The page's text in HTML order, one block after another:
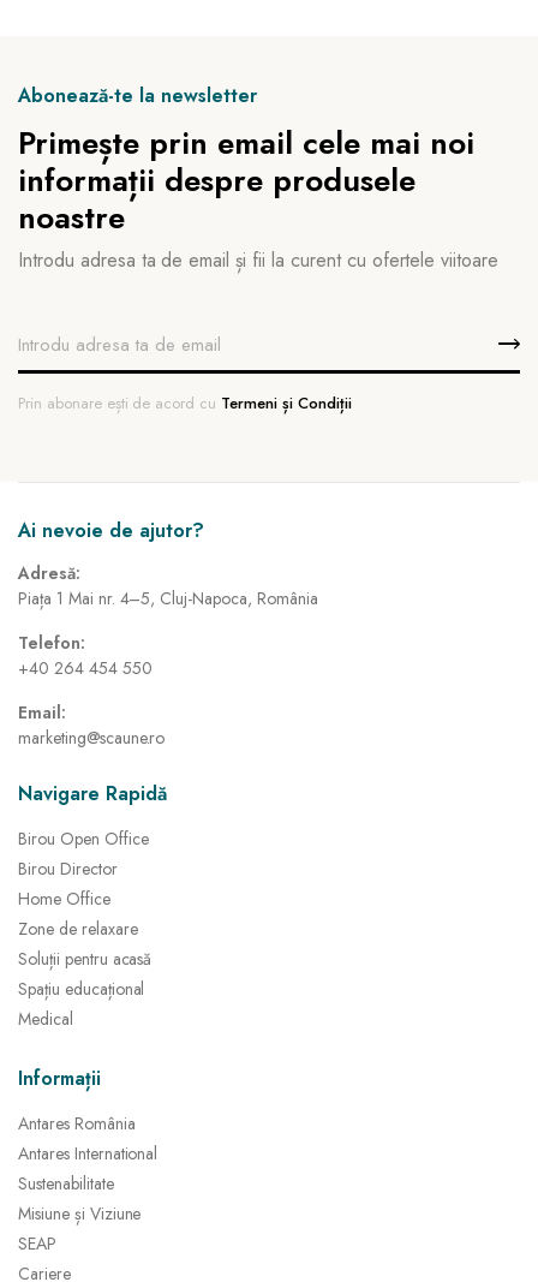
Abonează-te la newsletter
Primește prin email cele mai noi
informații despre produsele
noastre
Introdu adresa ta de email și fii la curent cu ofertele viitoare
Prin abonare ești de acord cu Termeni și Condiții
Ai nevoie de ajutor?
Adresă:
Piața 1 Mai nr. 4–5, Cluj-Napoca, România
Telefon:
+40 264 454 550
Email:
marketing@scaune.ro
Navigare Rapidă
Birou Open Office
Birou Director
Home Office
Zone de relaxare
Soluții pentru acasă
Spațiu educațional
Medical
Informații
Antares România
Antares International
Sustenabilitate
Misiune și Viziune
SEAP
Cariere